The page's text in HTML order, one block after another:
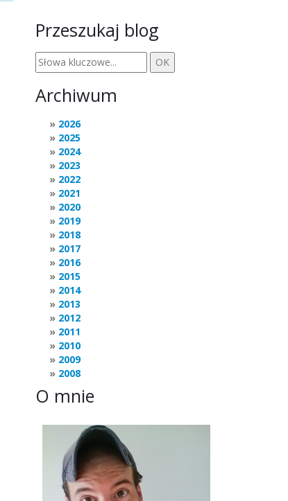
Przeszukaj blog
Archiwum
2026
2025
2024
2023
2022
2021
2020
2019
2018
2017
2016
2015
2014
2013
2012
2011
2010
2009
2008
O mnie